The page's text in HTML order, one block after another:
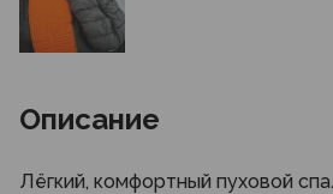
Описание
Лёгкий, комфортный пуховой